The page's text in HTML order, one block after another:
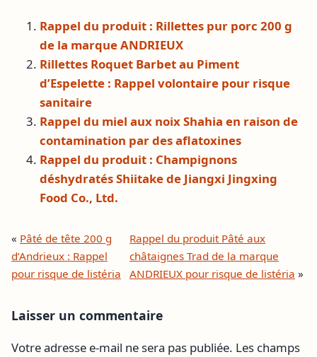
Rappel du produit : Rillettes pur porc 200 g
de la marque ANDRIEUX
Rillettes Roquet Barbet au Piment
d’Espelette : Rappel volontaire pour risque
sanitaire
Rappel du miel aux noix Shahia en raison de
contamination par des aflatoxines
Rappel du produit : Champignons
déshydratés Shiitake de Jiangxi Jingxing
Food Co., Ltd.
« Pâté de tête 200 g
d’Andrieux : Rappel
pour risque de listéria
Rappel du produit Pâté aux
châtaignes Trad de la marque
ANDRIEUX pour risque de listéria »
Laisser un commentaire
Votre adresse e-mail ne sera pas publiée. Les champs